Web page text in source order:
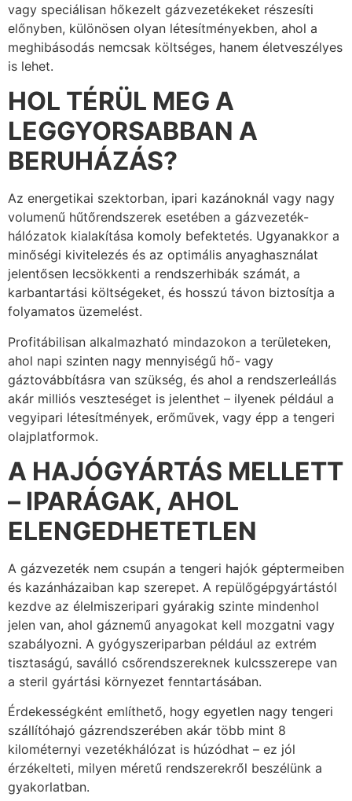
vagy speciálisan hőkezelt gázvezetékeket részesíti
előnyben, különösen olyan létesítményekben, ahol a
meghibásodás nemcsak költséges, hanem életveszélyes
is lehet.
HOL TÉRÜL MEG A
LEGGYORSABBAN A
BERUHÁZÁS?
Az energetikai szektorban, ipari kazánoknál vagy nagy
volumenű hűtőrendszerek esetében a gázvezeték-
hálózatok kialakítása komoly befektetés. Ugyanakkor a
minőségi kivitelezés és az optimális anyaghasználat
jelentősen lecsökkenti a rendszerhibák számát, a
karbantartási költségeket, és hosszú távon biztosítja a
folyamatos üzemelést.
Profitábilisan alkalmazható mindazokon a területeken,
ahol napi szinten nagy mennyiségű hő- vagy
gáztovábbításra van szükség, és ahol a rendszerleállás
akár milliós veszteséget is jelenthet – ilyenek például a
vegyipari létesítmények, erőművek, vagy épp a tengeri
olajplatformok.
A HAJÓGYÁRTÁS MELLETT
– IPARÁGAK, AHOL
ELENGEDHETETLEN
A gázvezeték nem csupán a tengeri hajók géptermeiben
és kazánházaiban kap szerepet. A repülőgépgyártástól
kezdve az élelmiszeripari gyárakig szinte mindenhol
jelen van, ahol gáznemű anyagokat kell mozgatni vagy
szabályozni. A gyógyszeriparban például az extrém
tisztaságú, saválló csőrendszereknek kulcsszerepe van
a steril gyártási környezet fenntartásában.
Érdekességként említhető, hogy egyetlen nagy tengeri
szállítóhajó gázrendszerében akár több mint 8
kilométernyi vezetékhálózat is húzódhat – ez jól
érzékelteti, milyen méretű rendszerekről beszélünk a
gyakorlatban.